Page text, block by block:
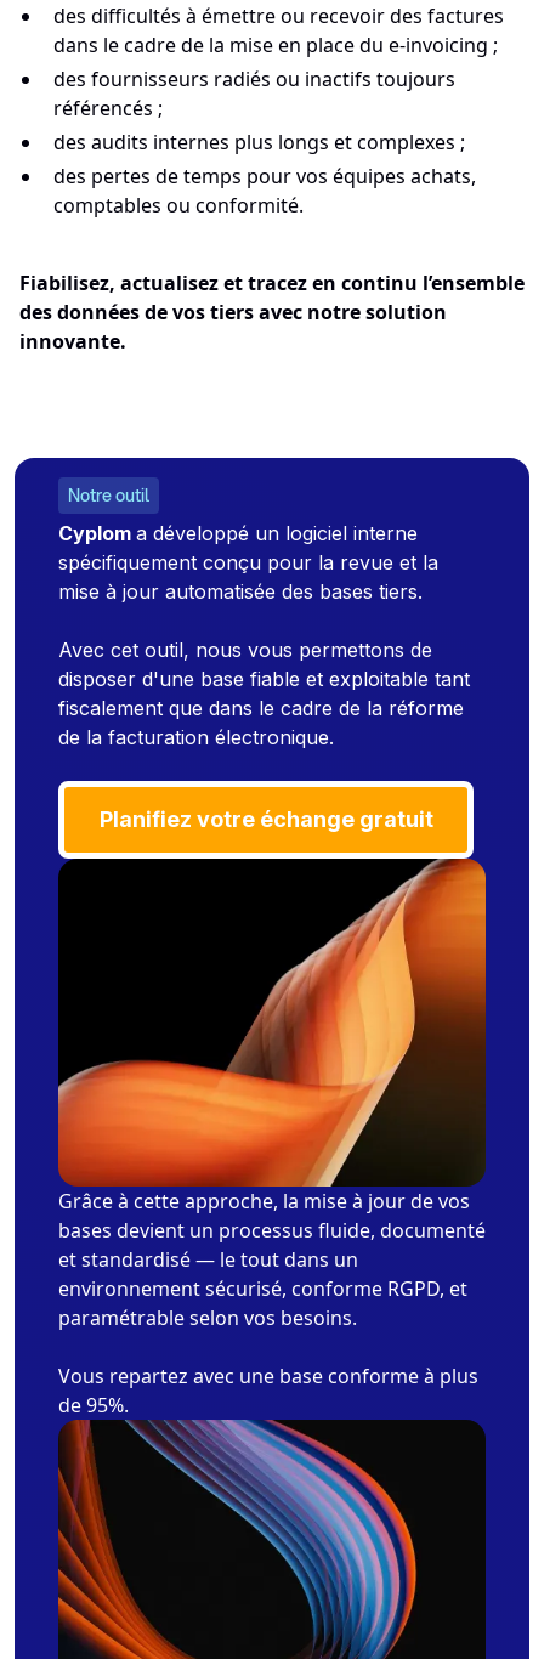
des difficultés à émettre ou recevoir des factures
dans le cadre de la mise en place du e-invoicing ;
des fournisseurs radiés ou inactifs toujours
référencés ;
des audits internes plus longs et complexes ;
des pertes de temps pour vos équipes achats,
comptables ou conformité.
Fiabilisez, actualisez et tracez en continu l’ensemble
des données de vos tiers avec notre solution
innovante.
Notre outil
Cyplom a développé un logiciel interne
spécifiquement conçu pour la revue et la
mise à jour automatisée des bases tiers.
Avec cet outil, nous vous permettons de
disposer d'une base fiable et exploitable tant
fiscalement que dans le cadre de la réforme
de la facturation électronique.
Planifiez votre échange gratuit
Grâce à cette approche, la mise à jour de vos
bases devient un processus fluide, documenté
et standardisé — le tout dans un
environnement sécurisé, conforme RGPD, et
paramétrable selon vos besoins.
Vous repartez avec une base conforme à plus
de 95%.